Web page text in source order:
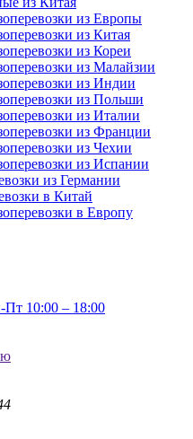
из Европы
из Китая
из Кореи
из Малайзии
из Индии
из Польши
из Италии
из Франции
из Чехии
из Испании
из Германии
в Китай
в Европу
10:00 – 18:00